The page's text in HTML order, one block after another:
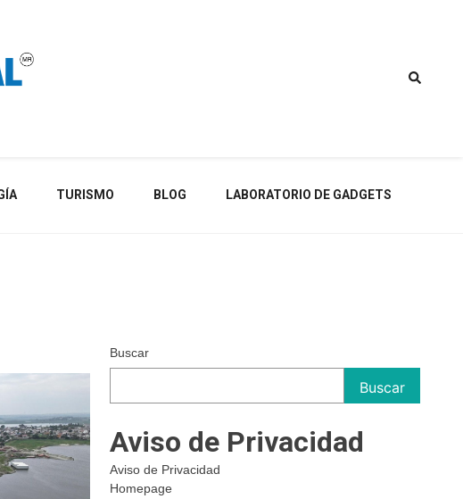
TURISMO BLOG LABORATORIO DE GADGETS
Buscar
Buscar
Aviso de Privacidad
Aviso de Privacidad
Homepage